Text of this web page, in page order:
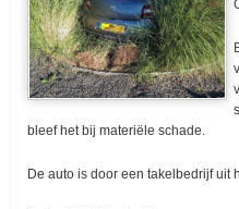
bleef het bij materiële schade.
De auto is door een takelbedrijf uit